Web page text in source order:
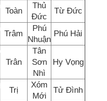
Toàn
Thủ
Đức
Từ Đức
Trâm
Phú
Nhuận
Phú Hải
Trân
Tân
Sơn
Nhì
Hy Vọng
Trị
Xóm
Mới
Tử Đình